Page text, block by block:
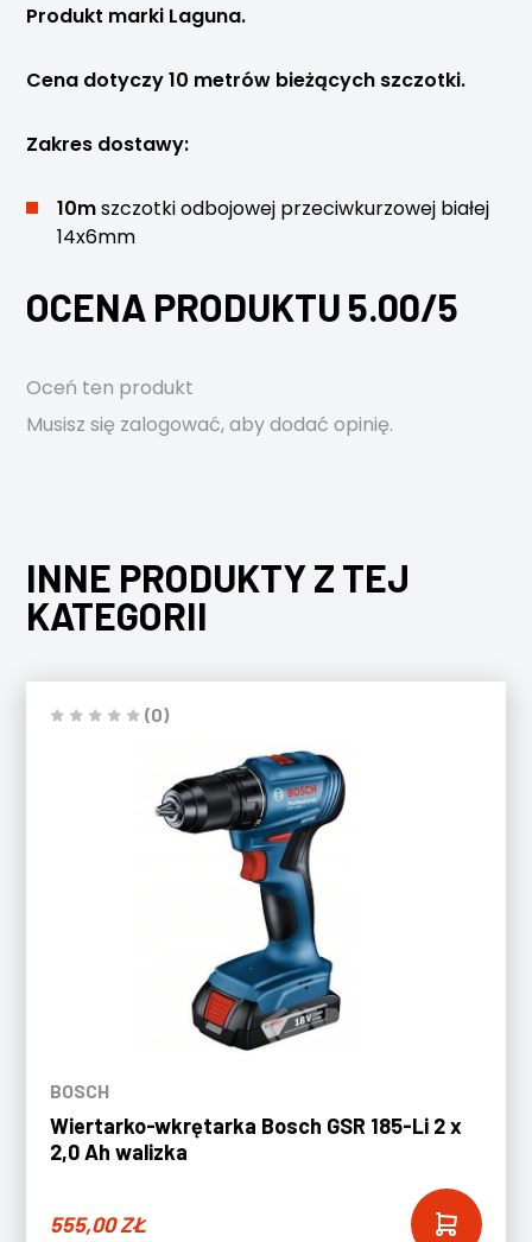
Produkt marki Laguna.
Cena dotyczy 10 metrów bieżących szczotki.
Zakres dostawy:
10mszczotki odbojowej przeciwkurzowej białej
14x6mm
OCENA PRODUKTU 5.00/5
Oceń ten produkt
Musisz się zalogować, aby dodać opinię.
INNE PRODUKTY Z TEJ
KATEGORII
(0)
BOSCH
Wiertarko-wkrętarka Bosch GSR 185-Li 2 x
2,0 Ah walizka
555,00ZŁ